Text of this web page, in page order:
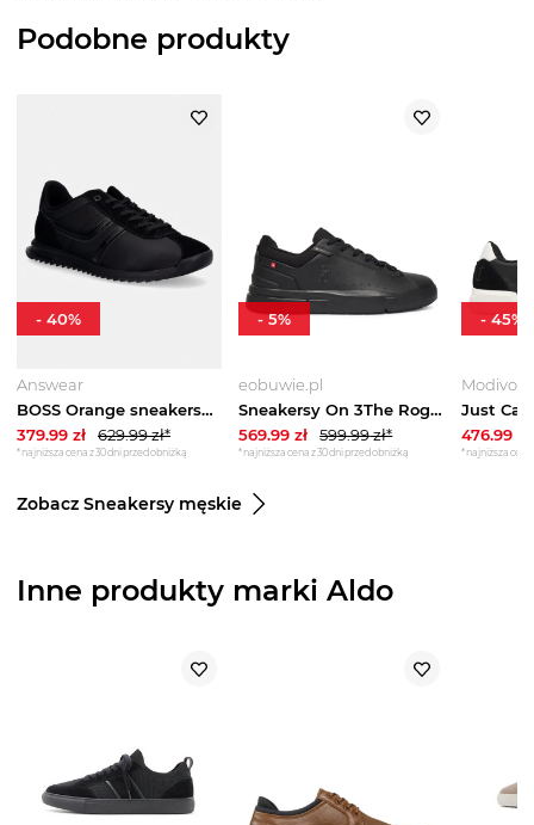
Podobne produkty
Answear
BOSS Orange sneakersy Zayn czarny
379.99 zł 629.99zł*
*najniższa cena z 30 dni przed obniżką
- 40%
eobuwie.pl
Sneakersy On 3The Roger MF30641043 Czarny
569.99 zł 599.99zł*
*najniższa cena z 30 dni przed obniżką
-5%
Modivo
476.99zł
*najniższa cena
- 45%
Zobacz Sneakersy męskie
Inne produkty marki Aldo